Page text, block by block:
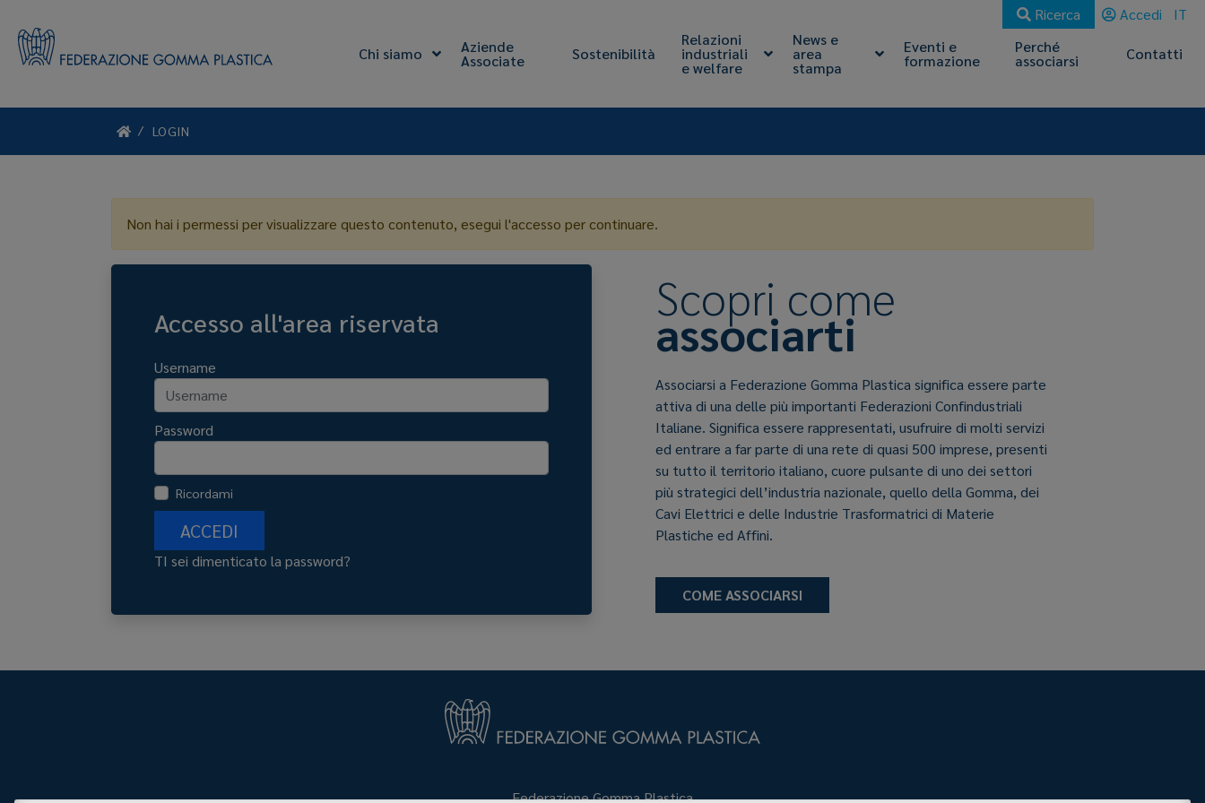
Ricerca Accedi IT
Chi siamo Aziende
Associate Sostenibilità
Relazioni
industriali
e welfare
News e
area
stampa
Eventi e
formazione
Perché
associarsi Contatti
LOGIN
Non hai i permessi per visualizzare questo contenuto, esegui l'accesso per continuare.
Accesso all'area riservata
Username
Password
Ricordami
ACCEDI
TI sei dimenticato la password?
Scopri come
associarti
Associarsi a Federazione Gomma Plastica significa essere parte
attiva di una delle più importanti Federazioni Confindustriali
Italiane. Significa essere rappresentati, usufruire di molti servizi
ed entrare a far parte di una rete di quasi 500 imprese, presenti
su tutto il territorio italiano, cuore pulsante di uno dei settori
più strategici dell’industria nazionale, quello della Gomma, dei
Cavi Elettrici e delle Industrie Trasformatrici di Materie
Plastiche ed Affini.
COME ASSOCIARSI
Federazione Gomma Plastica